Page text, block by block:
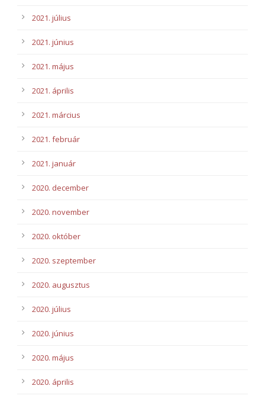
2021. július
2021. június
2021. május
2021. április
2021. március
2021. február
2021. január
2020. december
2020. november
2020. október
2020. szeptember
2020. augusztus
2020. július
2020. június
2020. május
2020. április